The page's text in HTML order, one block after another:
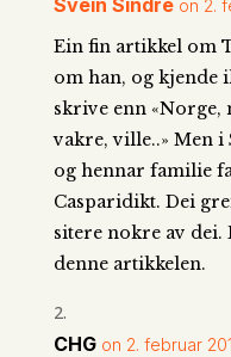
on 2.
Ein fin artikkel om
om han, og kjende
skrive enn «Norge,
vakre, ville..» Men i
og hennar familie
Casparidikt. Dei
sitere nokre av
denne artikkelen.
CHG on 2. februar